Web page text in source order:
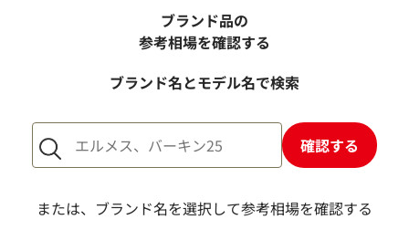
売却するか悩んでいるのですが、査定だけお願いできます
1点からでも査定できますか？
ブランド品の
参考相場を確認する
ブランド名とモデル名で検索
確認する
または、ブランド名を選択して参考相場を確認する